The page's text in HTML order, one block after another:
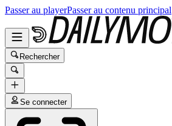
Passer au playerPasser au contenu principal
Rechercher
Se connecter